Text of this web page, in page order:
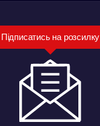
Підписатись на розсилку